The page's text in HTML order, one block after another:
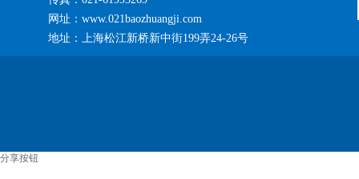
网址：www.021baozhuangji.com
地址：上海松江新桥新中街199弄24-26号
分享按钮